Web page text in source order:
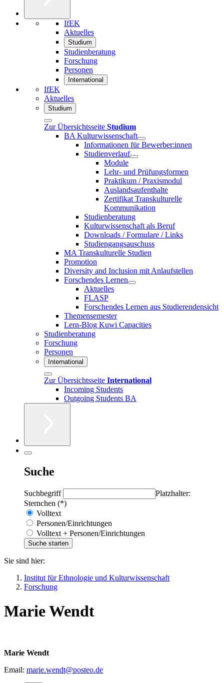
IfEK
Aktuelles
Studium
Studienberatung
Forschung
Personen
International
IfEK
Aktuelles
Studium
Zur Übersichtsseite Studium
BA Kulturwissenschaft
Informationen für Bewerber:innen
Studienverlauf
Module
Lehr- und Prüfungsformen
Praktikum / Praxismodul
Auslandsaufenthalte
Zertifikat Transkulturelle
Kommunikation
Studienberatung
Kulturwissenschaft als Beruf
Downloads / Formulare / Links
Studiengangsauschuss
MA Transkulturelle Studien
Promotion
Diversity and Inclusion mit Anlaufstellen
Forschendes Lernen
Aktuelles
FLASP
Forschendes Lernen aus Studierendensicht
Themensemester
Lern-Blog Kuwi Capacities
Studienberatung
Forschung
Personen
International
Zur Übersichtsseite International
Incoming Students
Outgoing Students BA
Suche
Suchbegriff
Platzhalter:
Sternchen (*)
Volltext
Personen/Einrichtungen
Volltext + Personen/Einrichtungen
Sie sind hier:
Institut für Ethnologie und Kulturwissenschaft
Forschung
Marie Wendt
Marie Wendt
Email: marie.wendt@posteo.de